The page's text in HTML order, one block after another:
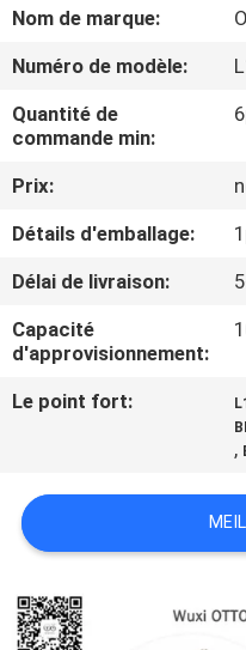
À
PROPOS
NOUS
DE
L'USINE
CONTRÔLE
QUALITÉ
CONTACTEZ-
NOUS
NOUVELLES
Nom de marque:
Numéro de modèle:
Quantité de
commande min:
Prix:
Détails d'emballage:
Délai de livraison:
Capacité
d'approvisionnement:
Le point fort:
,